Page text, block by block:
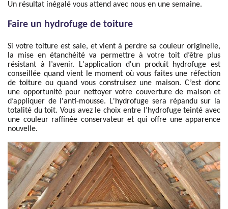
Un résultat inégalé vous attend avec nous en une semaine.
Faire un hydrofuge de toiture
Si votre toiture est sale, et vient à perdre sa couleur originelle,
la mise en étanchéité va permettre à votre toit d’être plus
résistant à l’avenir. L'application d'un produit hydrofuge est
conseillée quand vient le moment où vous faites une réfection
de toiture ou quand vous construisez une maison. C’est donc
une opportunité pour nettoyer votre couverture de maison et
d’appliquer de l'anti-mousse. L'hydrofuge sera répandu sur la
totalité du toit. Vous avez le choix entre l’hydrofuge teinté avec
une couleur raffinée conservateur et qui offre une apparence
nouvelle.